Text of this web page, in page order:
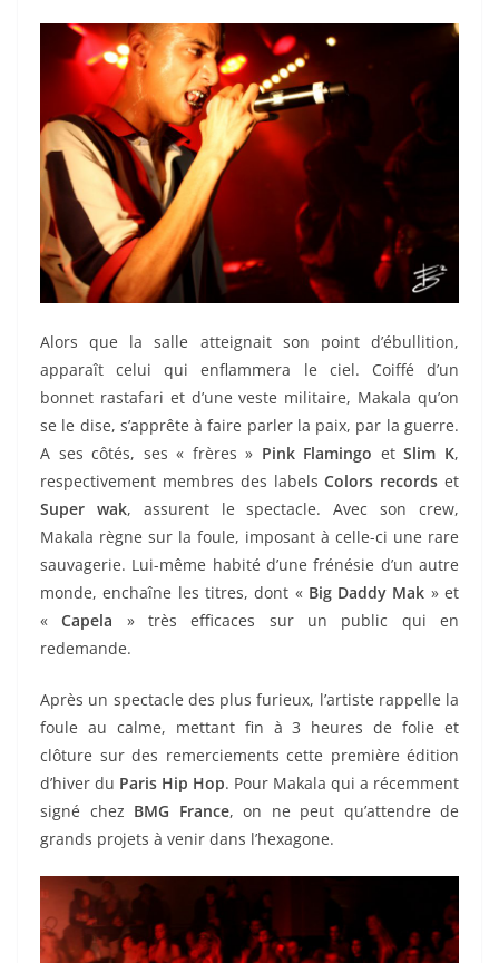
Alors que la salle atteignait son point d’ébullition,
apparaît celui qui enflammera le ciel. Coiffé d’un
bonnet rastafari et d’une veste militaire, Makala qu’on
se le dise, s’apprête à faire parler la paix, par la guerre.
A ses côtés, ses « frères » Pink Flamingo etSlim K,
respectivement membres des labelsColors records et
Super wak, assurent le spectacle. Avec son crew,
Makala règne sur la foule, imposant à celle-ci une rare
sauvagerie. Lui-même habité d’une frénésie d’un autre
monde, enchaîne les titres, dont « Big Daddy Mak » et
«Capela » très efficaces sur un public qui en
redemande.
Après un spectacle des plus furieux, l’artiste rappelle la
foule au calme, mettant fin à 3 heures de folie et
clôture sur des remerciements cette première édition
d’hiver du Paris Hip Hop. Pour Makala qui a récemment
signé chez BMG France, on ne peut qu’attendre de
grands projets à venir dans l’hexagone.